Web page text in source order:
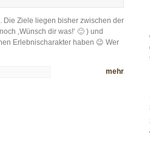
Die Ziele liegen bisher zwischen der
‚Wünsch dir was!‘ 🙂 ) und
Erlebnischarakter haben 😉 Wer
mehr